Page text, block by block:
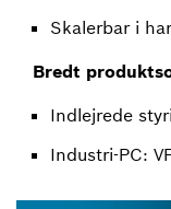
Skalerbar i
Bredt
Indlejrede
Industri-PC: